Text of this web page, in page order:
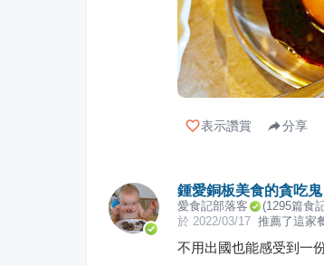
表示讚賞 分享
鍾愛銅板美食的貪吃鬼
愛食記部落客 (1295篇食
於 2022/03/17 推薦了這家
不用出國也能感受到一